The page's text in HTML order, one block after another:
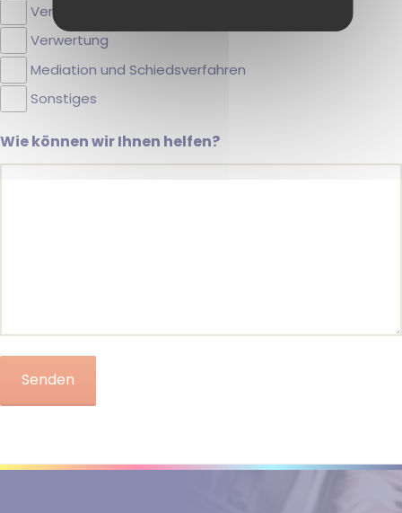
Verträge
Verwertung
Mediation und Schiedsverfahren
Sonstiges
Wie können wir Ihnen helfen?